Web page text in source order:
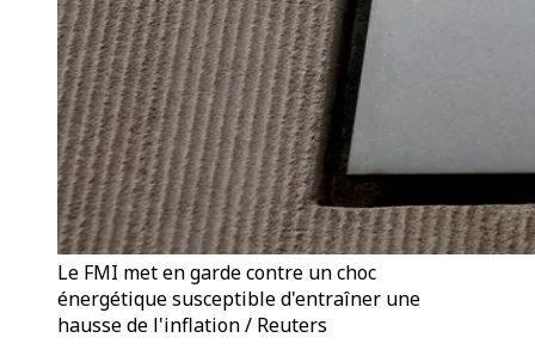
Le FMI met en garde contre un choc
énergétique susceptible d'entraîner une
hausse de l'inflation / Reuters